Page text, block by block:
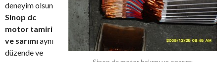
deneyim olsun
Sinop dc
motor tamiri
ve sarımı aynı
düzende ve